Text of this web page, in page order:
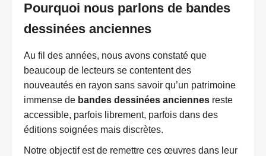
Pourquoi nous parlons de bandes
dessinées anciennes
Au fil des années, nous avons constaté que
beaucoup de lecteurs se contentent des
nouveautés en rayon sans savoir qu’un patrimoine
immense de bandes dessinées anciennes reste
accessible, parfois librement, parfois dans des
éditions soignées mais discrètes.
Notre objectif est de remettre ces œuvres dans leur